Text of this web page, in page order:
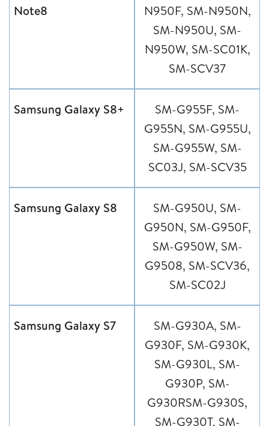
Note8
N950F, SM-N950N,
SM-N950U, SM-
N950W, SM-SC01K,
SM-SCV37
Samsung Galaxy S8+
SM-G955F, SM-
G955N, SM-G955U,
SM-G955W, SM-
SC03J, SM-SCV35
Samsung Galaxy S8
SM-G950U, SM-
G950N, SM-G950F,
SM-G950W, SM-
G9508, SM-SCV36,
SM-SC02J
Samsung Galaxy S7
SM-G930A, SM-
G930F, SM-G930K,
SM-G930L, SM-
G930P, SM-
G930RSM-G930S,
SM-G930T, SM-